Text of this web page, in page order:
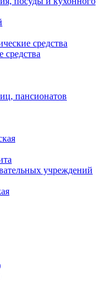
средства
пансионатов
учреждений